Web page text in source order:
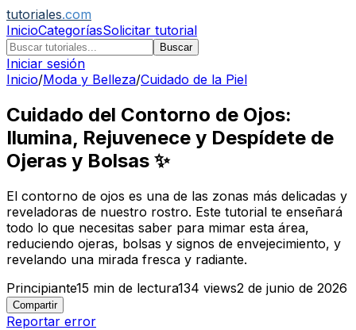
tutoriales.com
InicioCategoríasSolicitar tutorial
Buscar
Iniciar sesión
Inicio/Moda y Belleza/Cuidado de la Piel
Cuidado del Contorno de Ojos:
Ilumina, Rejuvenece y Despídete de
Ojeras y Bolsas ✨
El contorno de ojos es una de las zonas más delicadas y
reveladoras de nuestro rostro. Este tutorial te enseñará
todo lo que necesitas saber para mimar esta área,
reduciendo ojeras, bolsas y signos de envejecimiento, y
revelando una mirada fresca y radiante.
Principiante15 min de lectura134 views2 de junio de 2026
Compartir
Reportar error